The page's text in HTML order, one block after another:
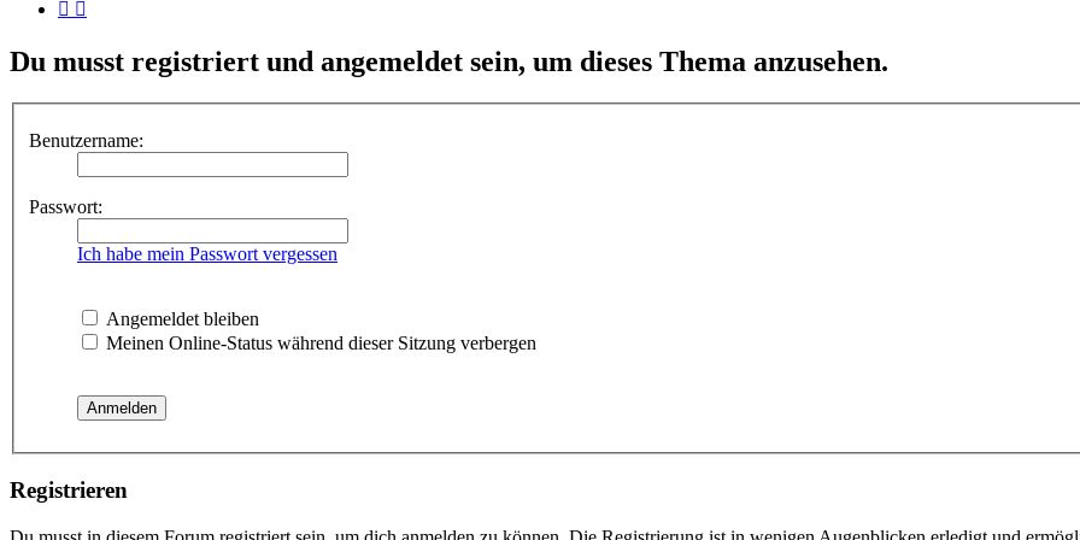
Du musst registriert und angemeldet sein, um dieses Thema anzusehen.
Benutzername:
Passwort:
Ich habe mein Passwort vergessen
Angemeldet bleiben
Meinen Online-Status während dieser Sitzung verbergen
Registrieren